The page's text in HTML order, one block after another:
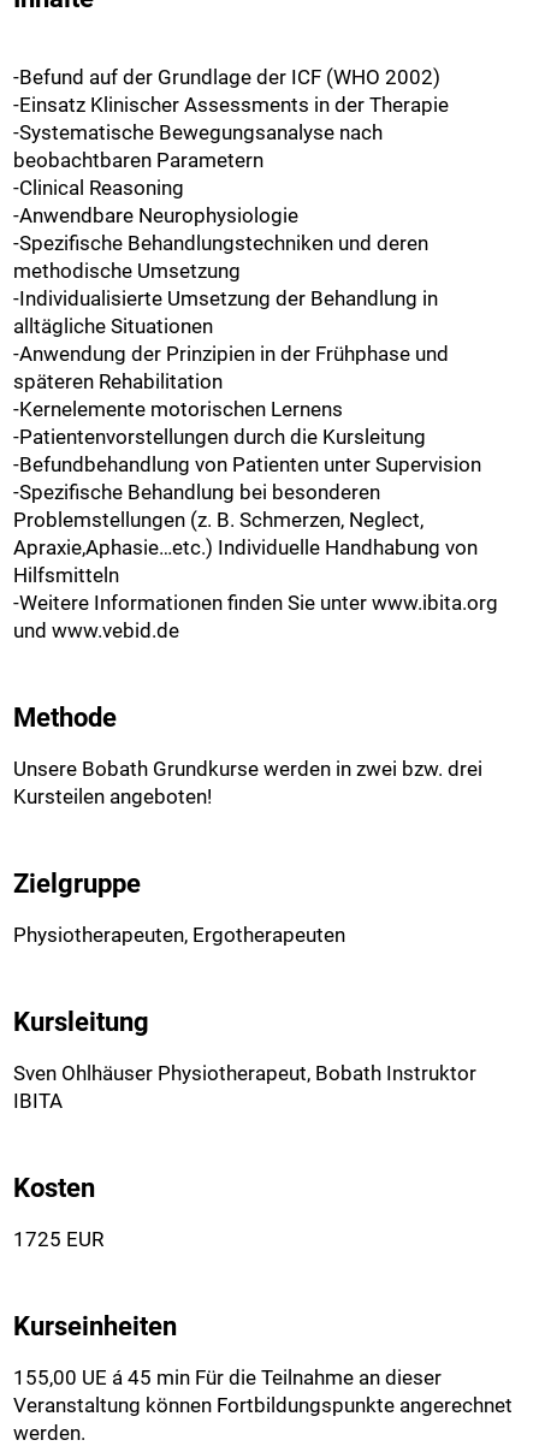
-Befund auf der Grundlage der ICF (WHO 2002)
-Einsatz Klinischer Assessments in der Therapie
-Systematische Bewegungsanalyse nach
beobachtbaren Parametern
-Clinical Reasoning
-Anwendbare Neurophysiologie
-Spezifische Behandlungstechniken und deren
methodische Umsetzung
-Individualisierte Umsetzung der Behandlung in
alltägliche Situationen
-Anwendung der Prinzipien in der Frühphase und
späteren Rehabilitation
-Kernelemente motorischen Lernens
-Patientenvorstellungen durch die Kursleitung
-Befundbehandlung von Patienten unter Supervision
-Spezifische Behandlung bei besonderen
Problemstellungen (z. B. Schmerzen, Neglect,
Apraxie,Aphasie…etc.) Individuelle Handhabung von
Hilfsmitteln
-Weitere Informationen finden Sie unter www.ibita.org
und www.vebid.de
Methode
Unsere Bobath Grundkurse werden in zwei bzw. drei
Kursteilen angeboten!
Zielgruppe
Physiotherapeuten, Ergotherapeuten
Kursleitung
Sven Ohlhäuser Physiotherapeut, Bobath Instruktor
IBITA
Kosten
1725 EUR
Kurseinheiten
155,00 UE á 45 min Für die Teilnahme an dieser
Veranstaltung können Fortbildungspunkte angerechnet
werden.